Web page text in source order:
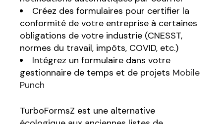
Créez des formulaires pour certifier la
conformité de votre entreprise à certaines
obligations de votre industrie (CNESST,
normes du travail, impôts, COVID, etc.)
Intégrez un formulaire dans votre
gestionnaire de temps et de projets Mobile
Punch
TurboFormsZ est une alternative